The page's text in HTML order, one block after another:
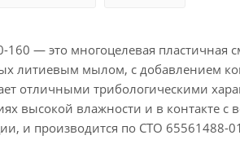
— это многоцелевая пластичная
литиевым мылом, с добавлением
отличными трибологическими
высокой влажности и в контакте с
и производится по СТО 65561488-